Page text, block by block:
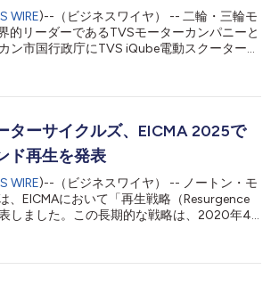
WIRE)--（ビジネスワイヤ） -- 二輪・三輪モ
的リーダーであるTVSモーターカンパニーと
ン市国行政庁にTVS iQube電動スクーターを
固な協力関係の一環であり、Exelentiaは既に
によるこのイニシアチブは、TVSモータ
ートナーシップのもと、バチカン市国行政庁
エコロジカル・トランジション・プロセスに
的な一歩となります。このプロセスは、効率
人と環境への配慮をコアバリューとするバチ
環境において日常的な運営ニーズを満たすた
エミッションモビリティ・ソリューションを
ターサイクルズ、EICMA 2025で
ド再生を発表
WIRE)--（ビジネスワイヤ） -- ノートン・モ
、EICMAにおいて「再生戦略（Resurgence
しました。この長期的な戦略は、2020年4
けて築かれたこの再生は、「デザイン」